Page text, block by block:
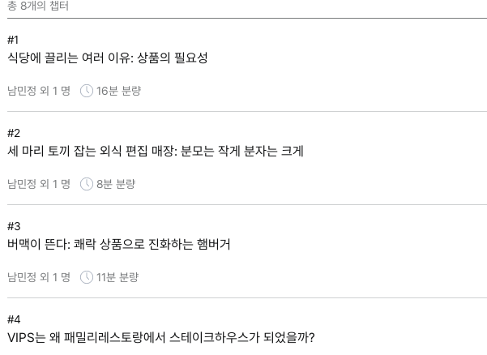
총 8개의 챕터
#1
식당에 끌리는 여러 이유: 상품의 필요성
남민정 외 1 명 16분 분량
#2
세 마리 토끼 잡는 외식 편집 매장: 분모는 작게 분자는 크게
남민정 외 1 명 8분 분량
#3
버맥이 뜬다: 쾌락 상품으로 진화하는 햄버거
남민정 외 1 명 11분 분량
#4
VIPS는 왜 패밀리레스토랑에서 스테이크하우스가 되었을까?